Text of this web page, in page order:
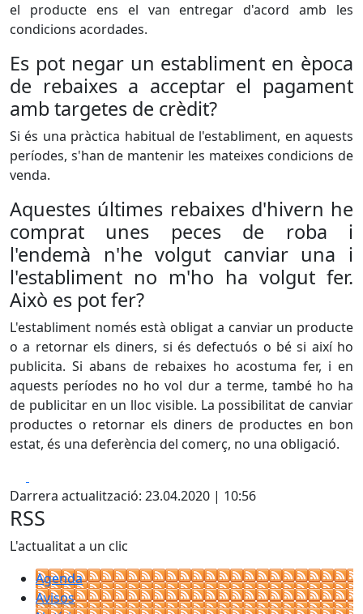
el producte ens el van entregar d'acord amb les
condicions acordades.
Es pot negar un establiment en època
de rebaixes a acceptar el pagament
amb targetes de crèdit?
Si és una pràctica habitual de l'establiment, en aquests
períodes, s'han de mantenir les mateixes condicions de
venda.
Aquestes últimes rebaixes d'hivern he
comprat unes peces de roba i
l'endemà n'he volgut canviar una i
l'establiment no m'ho ha volgut fer.
Això es pot fer?
L'establiment només està obligat a canviar un producte
o a retornar els diners, si és defectuós o bé si així ho
publicita. Si abans de rebaixes ho acostuma fer, i en
aquests períodes no ho vol dur a terme, també ho ha
de publicitar en un lloc visible. La possibilitat de canviar
productes o retornar els diners de productes en bon
estat, és una deferència del comerç, no una obligació.
Darrera actualització: 23.04.2020 | 10:56
RSS
L'actualitat a un clic
Agenda
Avisos